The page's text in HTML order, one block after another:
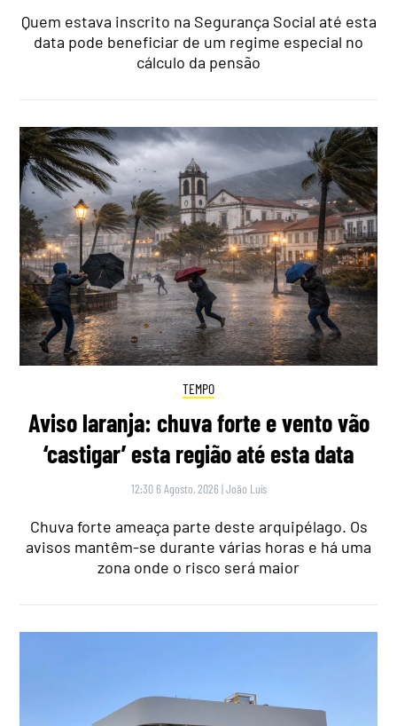
Quem estava inscrito na Segurança Social até esta
data pode beneficiar de um regime especial no
cálculo da pensão
TEMPO
Aviso laranja: chuva forte e vento vão
‘castigar’ esta região até esta data
12:30 6 Agosto, 2026 |João Luís
Chuva forte ameaça parte deste arquipélago. Os
avisos mantêm-se durante várias horas e há uma
zona onde o risco será maior